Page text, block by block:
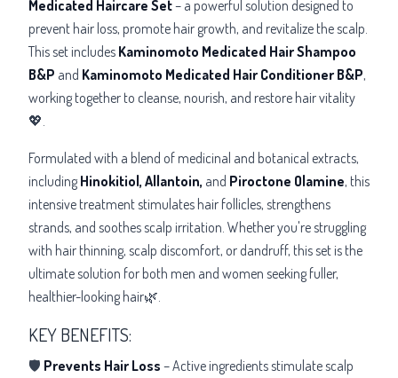
Medicated Haircare Set– a powerful solution designed to
prevent hair loss, promote hair growth, and revitalize the scalp.
This set includes Kaminomoto Medicated Hair Shampoo
B&P and Kaminomoto Medicated Hair Conditioner B&P,
working together to cleanse, nourish, and restore hair vitality
💖.
Formulated with a blend of medicinal and botanical extracts,
including Hinokitiol, Allantoin, and Piroctone Olamine, this
intensive treatment stimulates hair follicles, strengthens
strands, and soothes scalp irritation. Whether you're struggling
with hair thinning, scalp discomfort, or dandruff, this set is the
ultimate solution for both men and women seeking fuller,
healthier-looking hair🌿.
KEY BENEFITS:
🛡 Prevents Hair Loss – Active ingredients stimulate scalp